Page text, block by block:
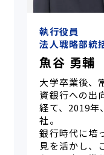
執行役員
法人戦略部統
魚谷 勇輔
大学卒業後、
資銀行への出
経て、2019年
社。
銀行時代に培
見を活かし、